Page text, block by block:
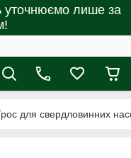
уточнюємо лише за
для свердловинних